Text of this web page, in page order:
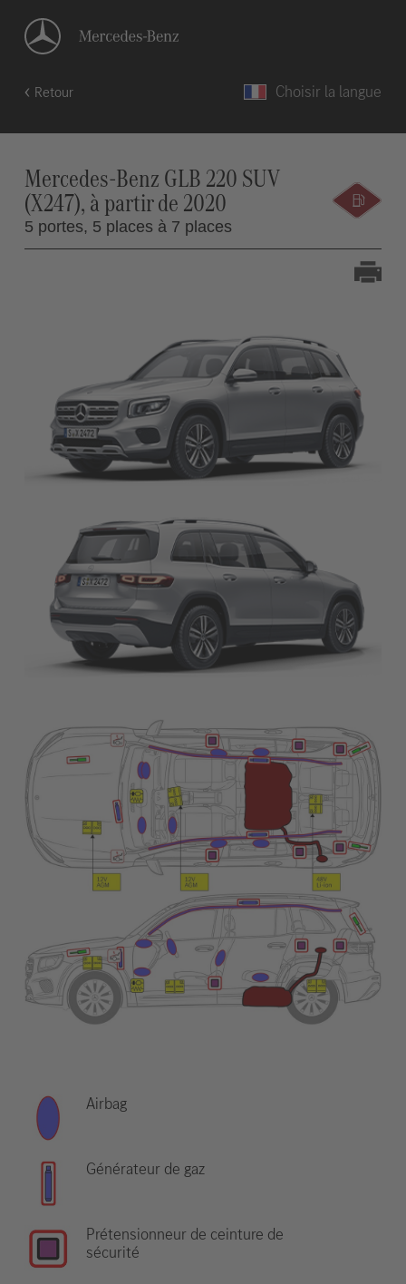
Retour Choisir la langue
Mercedes-Benz GLB 220 SUV
(X247), à partir de 2020
5 portes, 5 places à 7 places
Airbag
Générateur de gaz
Prétensionneur de ceinture de
sécurité